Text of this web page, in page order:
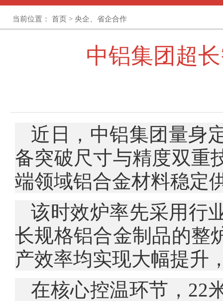
当前位置： 首页 > 央企、省企合作
中铝集团超
近日，中铝集团量身
备突破尺寸与精度双重
端领域铝合金材料稳定
该时效炉率先采用行
长规格铝合金制品的整
产效率均实现大幅提升
在核心控温环节，22